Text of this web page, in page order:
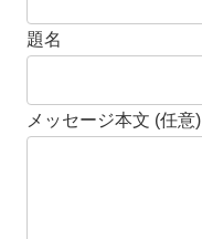
題名
メッセージ本文 (任意)